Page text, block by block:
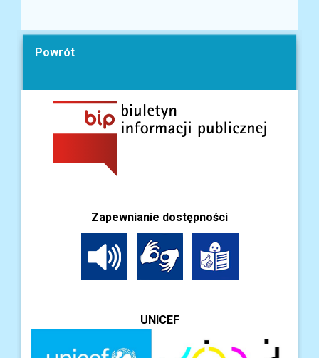
Powrót
Zapewnianie dostępności
UNICEF